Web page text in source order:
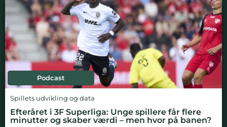
Podcast
Spillets udvikling og data
Efteråret i 3F Superliga: Unge spillere får flere
minutter og skaber værdi – men hvor på banen?